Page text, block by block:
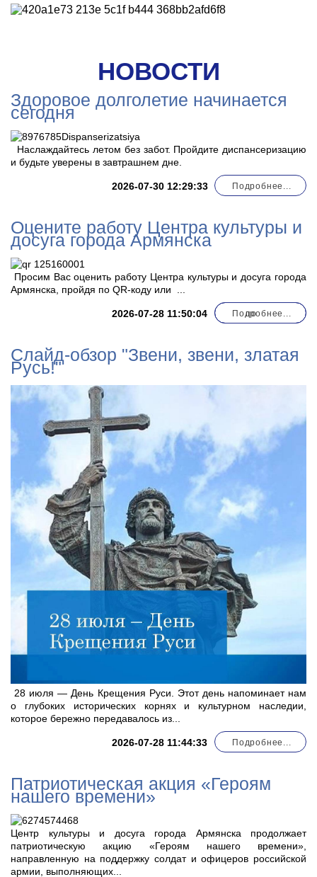
НОВОСТИ
Здоровое долголетие начинается
сегодня
2026-07-30 12:29:33
Наслаждайтесь летом без забот. Пройдите диспансеризацию
и будьте уверены в завтрашнем дне.
Подробнее...
Оцените работу Центра культуры и
досуга города Армянска
2026-07-28 11:50:04
Просим Вас оценить работу Центра культуры и досуга города
Армянска, пройдя по QR-коду или
по
Подробнее...
Слайд-обзор "Звени, звени, златая
Русь!"
2026-07-28 11:44:33
28 июля — День Крещения Руси. Этот день напоминает нам
о глубоких исторических корнях и культурном наследии,
которое бережно передавалось из...
Подробнее...
Патриотическая акция «Героям
нашего времени»
Центр культуры и досуга города Армянска продолжает
патриотическую акцию «Героям нашего времени»,
направленную на поддержку солдат и офицеров российской
армии, выполняющих...